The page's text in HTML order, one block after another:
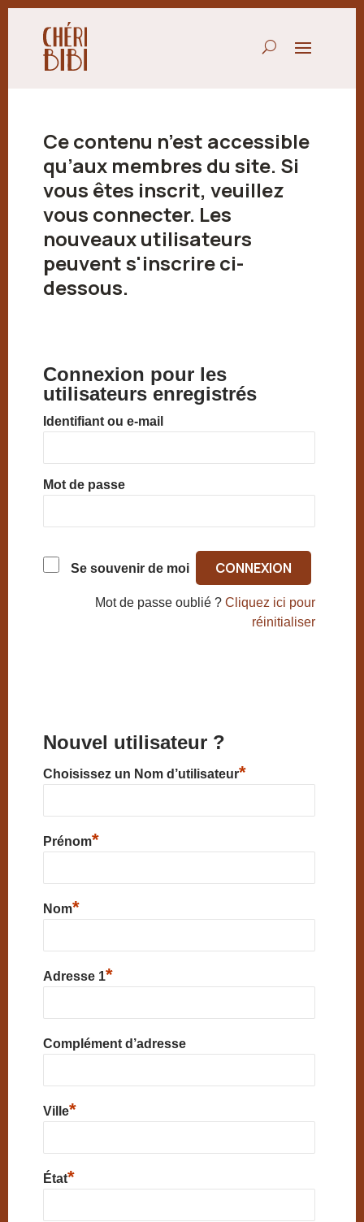
Ce contenu n’est accessible
qu’aux membres du site. Si
vous êtes inscrit, veuillez
vous connecter. Les
nouveaux utilisateurs
peuvent s'inscrire ci-
dessous.
Connexion pour les
utilisateurs enregistrés
Identifiant ou e-mail
Mot de passe
Se souvenir de moi
Mot de passe oublié ?Cliquez ici pour
réinitialiser
Nouvel utilisateur ?
Choisissez un Nom d’utilisateur*
Prénom*
Nom*
Adresse 1*
Complément d’adresse
Ville*
État*